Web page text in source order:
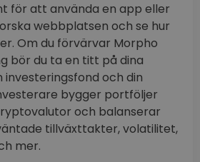
för att använda en app eller
webbplatsen och se hur
Om du förvärvar Morpho
bör du ta en titt på dina
investeringsfond och din
bygger portföljer
och balanserar
tillväxttakter, volatilitet,
mer.